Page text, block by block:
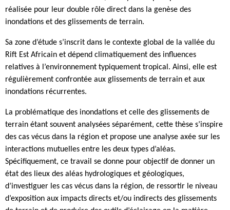
réalisée pour leur double rôle direct dans la genèse des
inondations et des glissements de terrain.
Sa zone d’étude s’inscrit dans le contexte global de la vallée du
Rift Est Africain et dépend climatiquement des influences
relatives à l’environnement typiquement tropical. Ainsi, elle est
régulièrement confrontée aux glissements de terrain et aux
inondations récurrentes.
La problématique des inondations et celle des glissements de
terrain étant souvent analysées séparément, cette thèse s’inspire
des cas vécus dans la région et propose une analyse axée sur les
interactions mutuelles entre les deux types d’aléas.
Spécifiquement, ce travail se donne pour objectif de donner un
état des lieux des aléas hydrologiques et géologiques,
d’investiguer les cas vécus dans la région, de ressortir le niveau
d’exposition aux impacts directs et/ou indirects des glissements